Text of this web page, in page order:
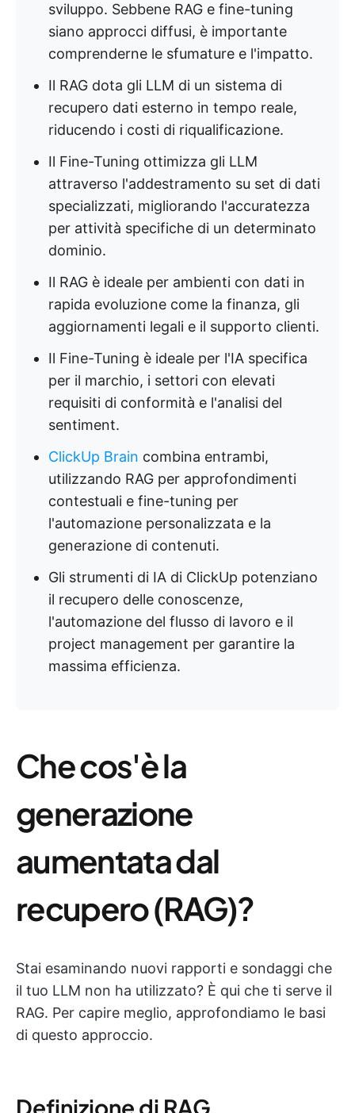
sviluppo. Sebbene RAG e fine-tuning
siano approcci diffusi, è importante
comprenderne le sfumature e l'impatto.
Il RAG dota gli LLM di un sistema di
recupero dati esterno in tempo reale,
riducendo i costi di riqualificazione.
Il Fine-Tuning ottimizza gli LLM
attraverso l'addestramento su set di dati
specializzati, migliorando l'accuratezza
per attività specifiche di un determinato
dominio.
Il RAG è ideale per ambienti con dati in
rapida evoluzione come la finanza, gli
aggiornamenti legali e il supporto clienti.
Il Fine-Tuning è ideale per l'IA specifica
per il marchio, i settori con elevati
requisiti di conformità e l'analisi del
sentiment.
ClickUp Brain combina entrambi,
utilizzando RAG per approfondimenti
contestuali e fine-tuning per
l'automazione personalizzata e la
generazione di contenuti.
Gli strumenti di IA di ClickUp potenziano
il recupero delle conoscenze,
l'automazione del flusso di lavoro e il
project management per garantire la
massima efficienza.
Che cos'è la
generazione
aumentata dal
recupero (RAG)?
Stai esaminando nuovi rapporti e sondaggi che
il tuo LLM non ha utilizzato? È qui che ti serve il
RAG. Per capire meglio, approfondiamo le basi
di questo approccio.
Definizione di RAG